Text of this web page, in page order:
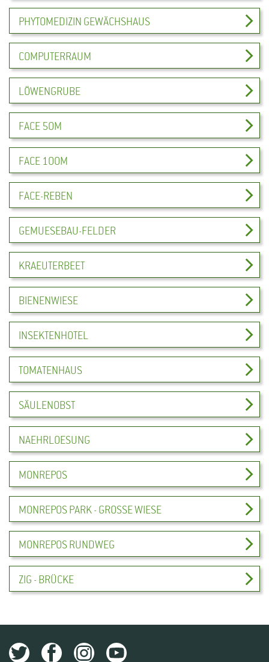
PHYTOMEDIZIN GEWÄCHSHAUS
COMPUTERRAUM
LÖWENGRUBE
FACE 50M
FACE 100M
FACE-REBEN
GEMUESEBAU-FELDER
KRAEUTERBEET
BIENENWIESE
INSEKTENHOTEL
TOMATENHAUS
SÄULENOBST
NAEHRLOESUNG
MONREPOS
MONREPOS PARK - GROSSE WIESE
MONREPOS RUNDWEG
ZIG - BRÜCKE